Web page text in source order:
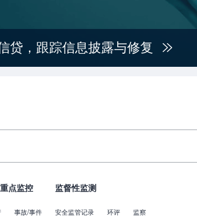
贷，跟踪信息披露与修复
重点监控 监督性监测
事故/事件 安全监管记录 环评 监察